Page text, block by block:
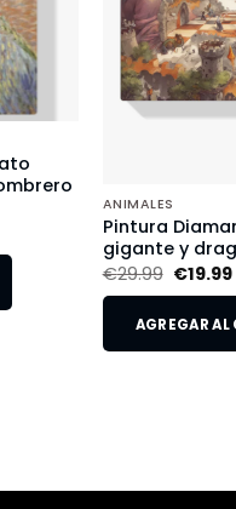
ANIMALES
Pintura
gigante y
€29.99 €19.99
AGREGAR AL